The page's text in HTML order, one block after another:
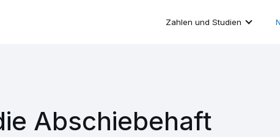
Zahlen und Studien
Abschiebehaft